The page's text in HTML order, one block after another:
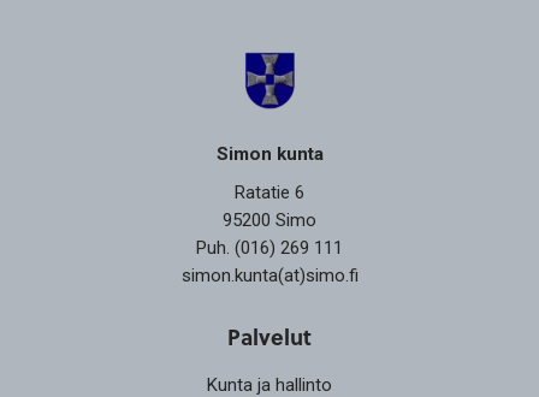
Simon kunta
Ratatie 6
95200 Simo
Puh. (016) 269 111
simon.kunta(at)simo.fi
Palvelut
Kunta ja hallinto